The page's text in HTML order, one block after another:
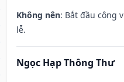
Không nên: Bắt đầu công
lễ.
Ngọc Hạp Thông Thư